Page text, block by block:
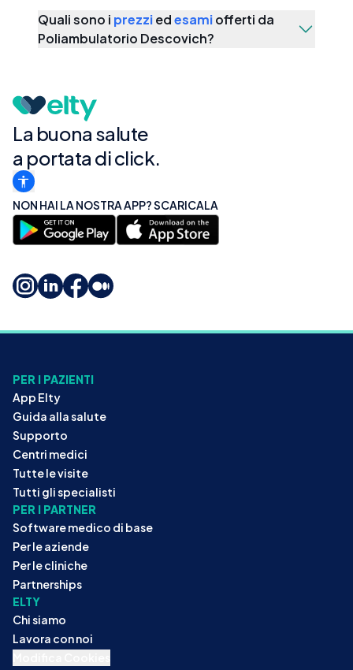
Quali sono i prezziedesamiofferti da
Poliambulatorio Descovich?
La buona salute
a portata di click.
NON HAI LA NOSTRA APP? SCARICALA
PER I PAZIENTI
App Elty
Guida alla salute
Supporto
Centri medici
Tutte le visite
Tutti gli specialisti
PER I PARTNER
Software medico di base
Per le aziende
Per le cliniche
Partnerships
ELTY
Chi siamo
Lavora con noi